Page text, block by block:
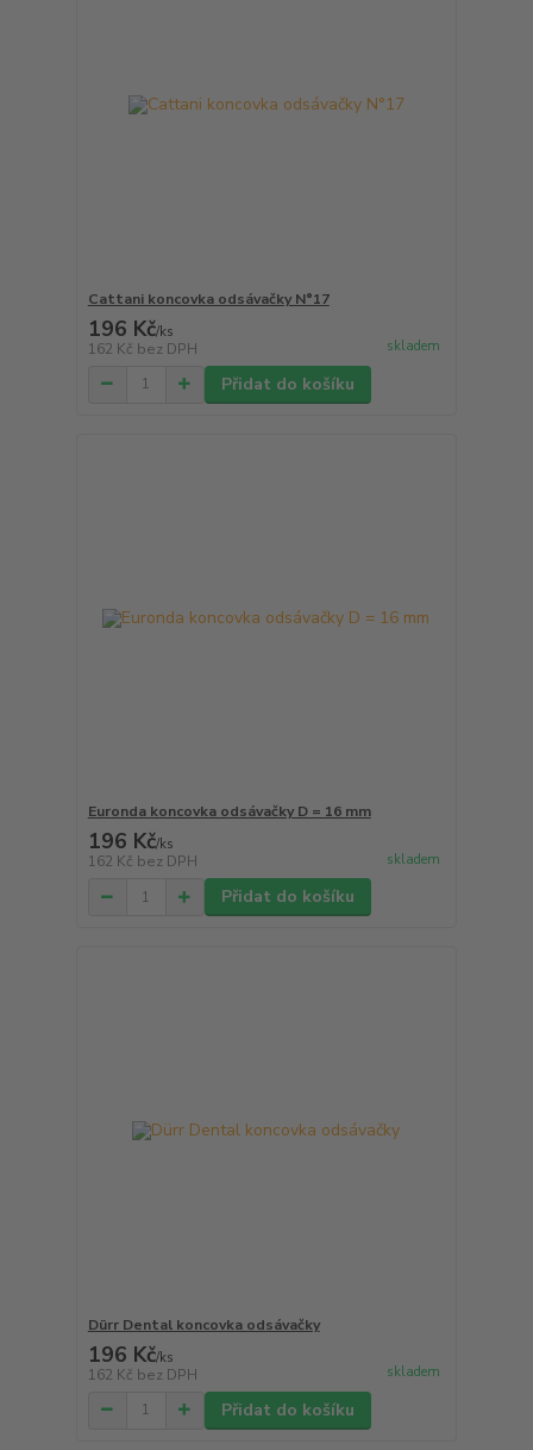
Cattani koncovka odsávačky N°17
196 Kč/ks
162 Kč bez DPH skladem
Přidat do košíku
Euronda koncovka odsávačky D = 16 mm
196 Kč/ks
162 Kč bez DPH skladem
Přidat do košíku
Dürr Dental koncovka odsávačky
196 Kč/ks
162 Kč bez DPH skladem
Přidat do košíku